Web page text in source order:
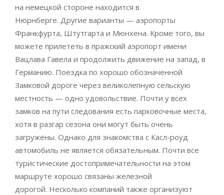
на немецкой стороне находится в
Нюрнберге. Другие варианты — аэропорты
Франкфурта, Штутгарта и Мюнхена. Кроме того, вы
можете прилететь в пражский аэропорт имени
Вацлава Гавела и продолжить движение на запад, в
Германию. Поездка по хорошо обозначенной
Замковой дороге через великолепную сельскую
местность — одно удовольствие. Почти у всех
замков на пути следования есть парковочные места,
хотя в разгар сезона они могут быть очень
загружены. Однако для знакомства с Касл-роуд
автомобиль не является обязательным. Почти все
туристические достопримечательности на этом
маршруте хорошо связаны железной
дорогой. Несколько компаний также организуют